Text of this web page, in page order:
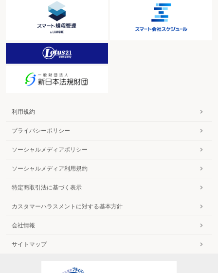
利用規約
プライバシーポリシー
ソーシャルメディアポリシー
ソーシャルメディア利用規約
特定商取引法に基づく表示
カスタマーハラスメントに対する基本方針
会社情報
サイトマップ